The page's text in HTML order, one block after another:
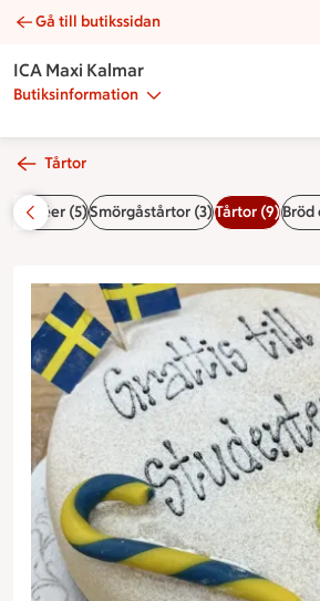
Studenttårta | Catering ICA Maxi Kalmar
Gå till butikssidan
ICA Maxi Kalmar
Butiksinformation
Tårtor
Bufféer (5)Smörgåstårtor (3)Tårtor (9)Bröd